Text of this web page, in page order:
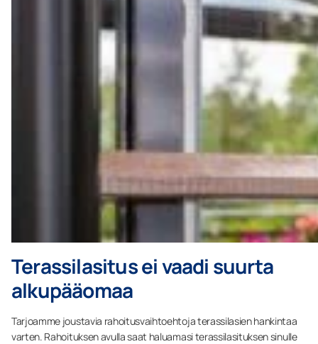
Terassilasitus ei vaadi suurta
alkupääomaa
Tarjoamme joustavia rahoitusvaihtoehtoja terassilasien hankintaa
varten. Rahoituksen avulla saat haluamasi terassilasituksen sinulle